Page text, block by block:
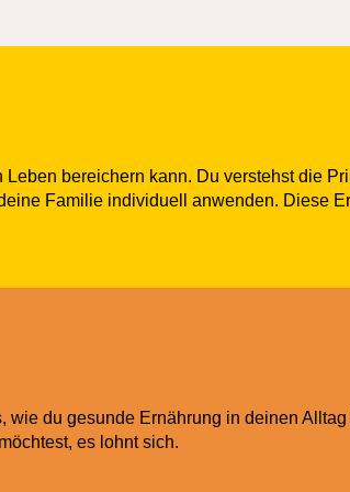
bereichern kann. Du verstehst die
Familie individuell anwenden. Diese
du gesunde Ernährung in deinen
es lohnt sich.